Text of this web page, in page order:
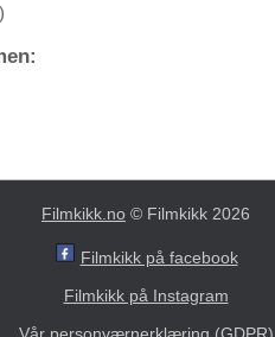
Filmkikk.no © Filmkikk 2026
Filmkikk på facebook
Filmkikk på Instagram